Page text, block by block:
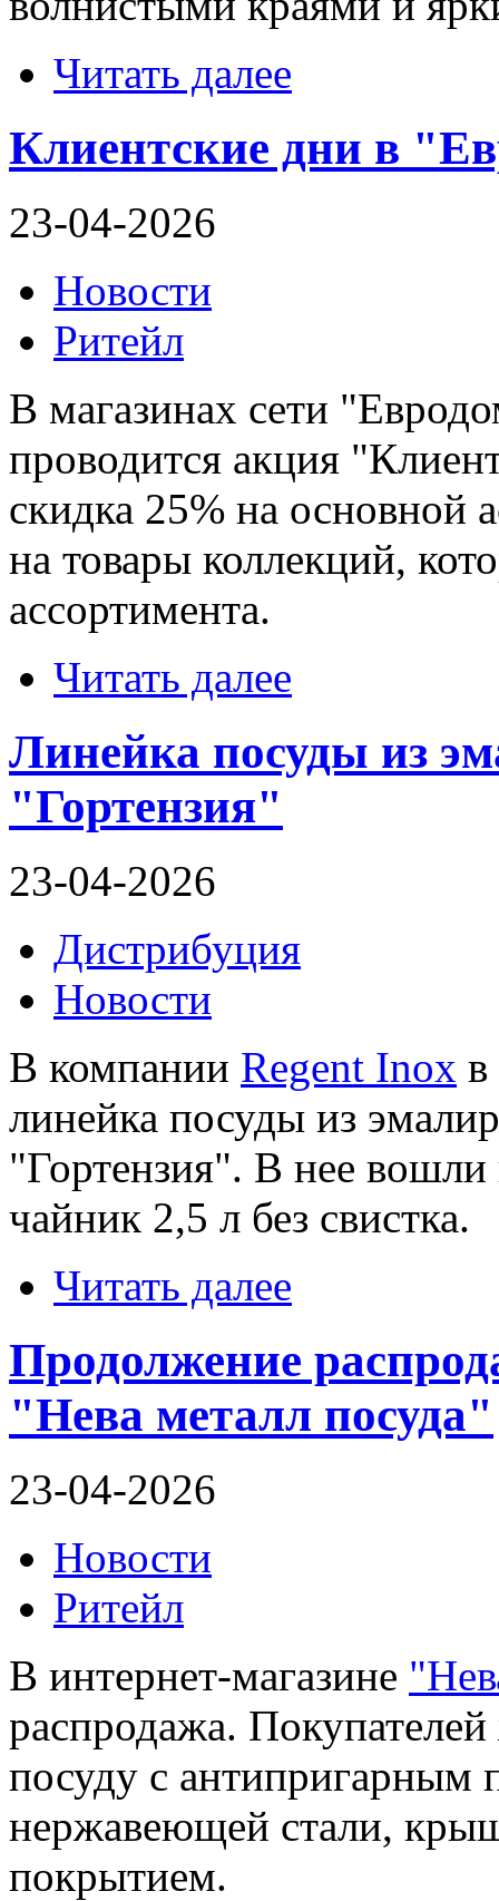
Читать далее
Клиентские дни в
23-04-2026
Новости
Ритейл
В магазинах сети
проводится акция
скидка 25% на основной
на товары коллекций,
ассортимента.
Читать далее
Линейка посуды из
"Гортензия"
23-04-2026
Дистрибуция
Новости
В компании Regent Inox в
линейка посуды из
"Гортензия". В нее
чайник 2,5 л без свистка.
Читать далее
Продолжение
"Нева металл посуда"
23-04-2026
Новости
Ритейл
В интернет-магазине
распродажа.
посуду с антипригарным
нержавеющей стали,
покрытием.